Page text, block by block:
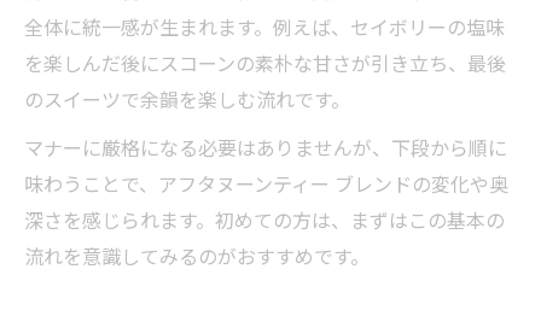
全体に統一感が生まれます。例えば、セイボリーの塩味
を楽しんだ後にスコーンの素朴な甘さが引き立ち、最後
のスイーツで余韻を楽しむ流れです。
マナーに厳格になる必要はありませんが、下段から順に
味わうことで、アフタヌーンティー ブレンドの変化や奥
深さを感じられます。初めての方は、まずはこの基本の
流れを意識してみるのがおすすめです。